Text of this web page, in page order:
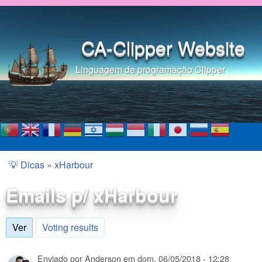
Pular para o conteúdo
CA-Clipper Website
Linguagem de programação Clipper
Você está aqui
💡 Dicas » xHarbour
Emails p/ xHarbour
Ver(aba ativa)
Voting results
Enviado porAnderson em dom, 06/05/2018 - 12:28